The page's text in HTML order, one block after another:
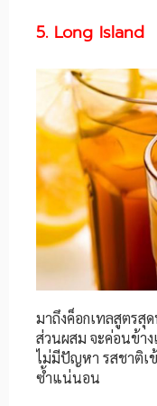
5. Long Island
มาถึงค็อกเทลสูตรสุ
ส่วนผสม จะค่อนข้า
ไม่มีปัญหา รสชาติเ
ซ้ำแน่นอน